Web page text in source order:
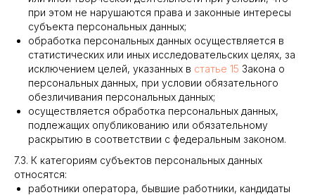
при этом не нарушаются права и законные интересы
субъекта персональных данных;
обработка персональных данных осуществляется в
статистических или иных исследовательских целях, за
исключением целей, указанных в статье 15 Закона о
персональных данных, при условии обязательного
обезличивания персональных данных;
осуществляется обработка персональных данных,
подлежащих опубликованию или обязательному
раскрытию в соответствии с федеральным законом.
7.3. К категориям субъектов персональных данных
относятся:
работники оператора, бывшие работники, кандидаты